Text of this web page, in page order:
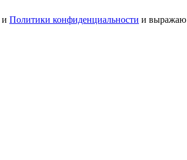
и Политики конфиденциальности и выражаю